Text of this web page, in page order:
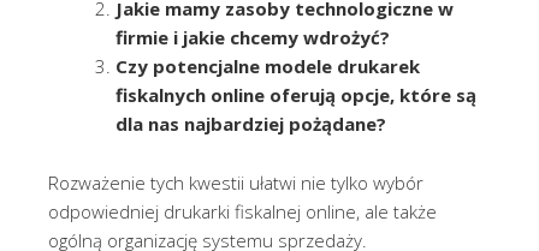
Jakie mamy zasoby technologiczne w
firmie i jakie chcemy wdrożyć?
Czy potencjalne modele drukarek
fiskalnych online oferują opcje, które są
dla nas najbardziej pożądane?
Rozważenie tych kwestii ułatwi nie tylko wybór
odpowiedniej drukarki fiskalnej online, ale także
ogólną organizację systemu sprzedaży.